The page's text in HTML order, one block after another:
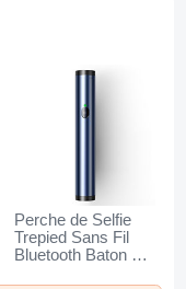
Perche de Selfie
Trepied Sans Fil
Bluetooth Baton de